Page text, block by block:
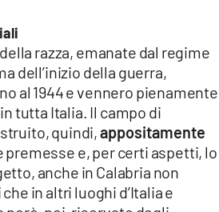
razza, emanate dal regime
dell’inizio della guerra,
al 1944 e vennero pienamente
tutta Italia. Il campo di
quindi,appositamente
premesse e, per certi aspetti, lo
anche in Calabria non
in altri luoghi d’Italia e